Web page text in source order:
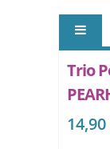
Trio
14,90